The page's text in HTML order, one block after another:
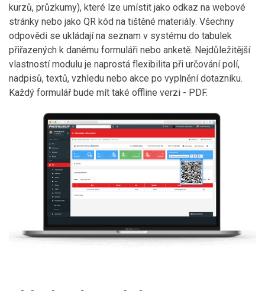
kurzů, průzkumy), které lze umístit jako odkaz na webové
stránky nebo jako QR kód na tištěné materiály. Všechny
odpovědi se ukládají na seznam v systému do tabulek
přiřazených k danému formuláři nebo anketě. Nejdůležitější
vlastností modulu je naprostá flexibilita při určování polí,
nadpisů, textů, vzhledu nebo akce po vyplnění dotazníku.
Každý formulář bude mít také offline verzi - PDF.